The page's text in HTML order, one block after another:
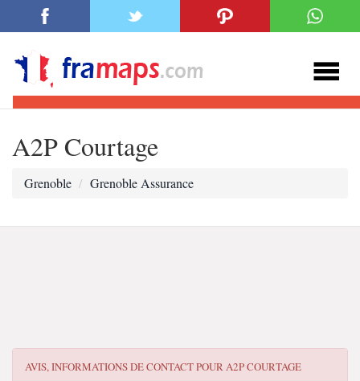
A2P Courtage
Grenoble Grenoble Assurance
AVIS, INFORMATIONS DE CONTACT POURA2P COURTAGE